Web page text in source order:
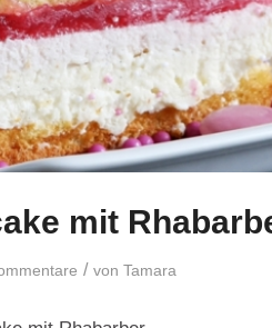
mit
/ von Tamara